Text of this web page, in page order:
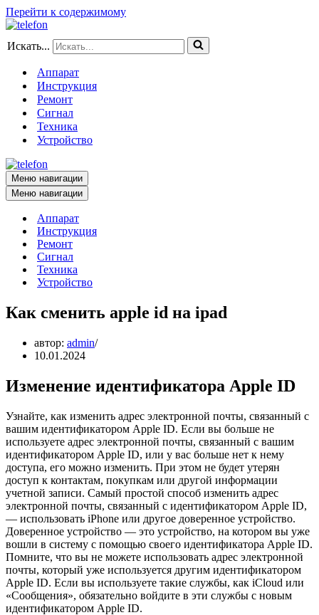
Перейти к содержимому
Искать...
Аппарат
Инструкция
Ремонт
Сигнал
Техника
Устройство
Меню навигации
Меню навигации
Аппарат
Инструкция
Ремонт
Сигнал
Техника
Устройство
Как сменить apple id на ipad
автор: admin
10.01.2024
Изменение идентификатора Apple ID
Узнайте, как изменить адрес электронной почты, связанный с
вашим идентификатором Apple ID. Если вы больше не
используете адрес электронной почты, связанный с вашим
идентификатором Apple ID, или у вас больше нет к нему
доступа, его можно изменить. При этом не будет утерян
доступ к контактам, покупкам или другой информации
учетной записи. Самый простой способ изменить адрес
электронной почты, связанный с идентификатором Apple ID,
— использовать iPhone или другое доверенное устройство.
Доверенное устройство — это устройство, на котором вы уже
вошли в систему с помощью своего идентификатора Apple ID.
Помните, что вы не можете использовать адрес электронной
почты, который уже используется другим идентификатором
Apple ID. Если вы используете такие службы, как iCloud или
«Сообщения», обязательно войдите в эти службы с новым
идентификатором Apple ID.